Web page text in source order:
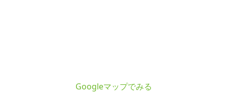
Googleマップでみる